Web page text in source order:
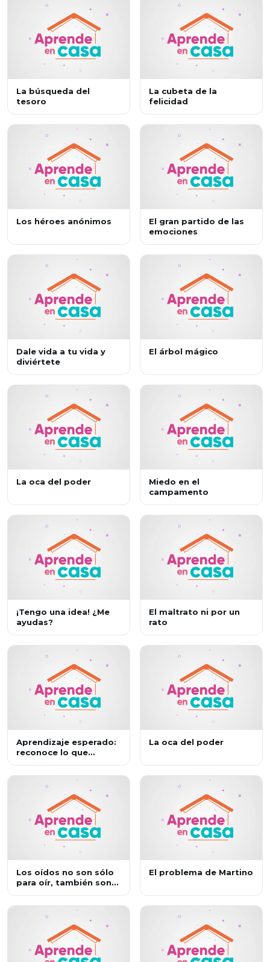
La búsqueda del
tesoro
La cubeta de la
felicidad
Los héroes anónimos
El gran partido de las
emociones
Dale vida a tu vida y
diviértete
El árbol mágico
La oca del poder
Miedo en el
campamento
¡Tengo una idea! ¿Me
ayudas?
El maltrato ni por un
rato
Aprendizaje esperado:
reconoce lo que
desacuerdo.
La oca del poder
Los oídos no son sólo
para oír, también son
El problema de Martino